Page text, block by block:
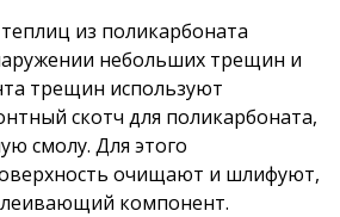
из поликарбоната
небольших трещин и
трещин используют
скотч для поликарбоната,
смолу. Для этого
очищают и шлифуют,
компонент.